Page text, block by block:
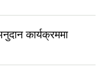
कार्यक्रममा